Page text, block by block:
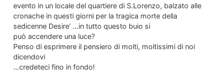
evento in un locale del quartiere di S.Lorenzo, balzato alle
cronache in questi giorni per la tragica morte della
sedicenne Desire’ …in tutto questo buio si
può accendere una luce?
Penso di esprimere il pensiero di molti, moltissimi di noi
dicendovi
…credeteci fino in fondo!